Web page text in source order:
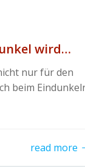
wird…
nur für den
beim
read more